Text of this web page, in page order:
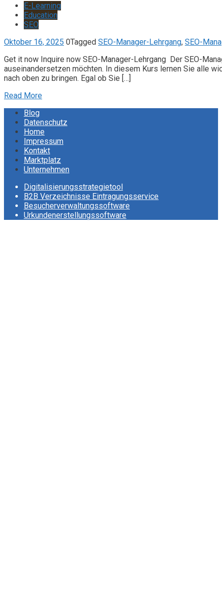
E-Learning
Education
SEO
Oktober 16, 2025 0Tagged SEO-Manager-Lehrgang, SEO-
Get it now Inquire now SEO-Manager-Lehrgang Der SEO-
auseinandersetzen möchten. In diesem Kurs lernen Sie alle
nach oben zu bringen. Egal ob Sie […]
Read More
Blog
Datenschutz
Home
Impressum
Kontakt
Marktplatz
Unternehmen
Digitalisierungsstrategietool
B2B Verzeichnisse Eintragungsservice
Besucherverwaltungssoftware
Urkundenerstellungssoftware